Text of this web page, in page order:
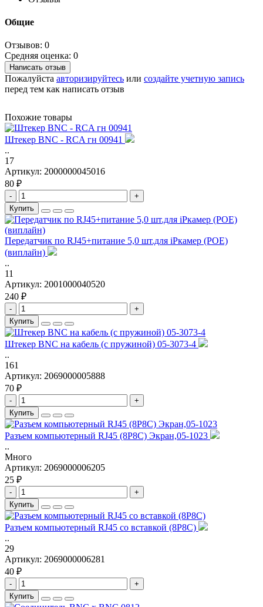
Общие
Отзывов: 0
Средняя оценка: 0
Написать отзыв
Пожалуйста авторизируйтесь или создайте учетную запись
перед тем как написать отзыв
Похожие товары
Штекер BNC - RCA гн 00941
..
17
Артикул: 2000000045016
80 ₽
-
+
Купить
Передатчик по RJ45+питание 5,0 шт.для iPкамер (POE)
(виплайн)
..
11
Артикул: 2001000040520
240 ₽
-
+
Купить
Штекер BNC на кабель (с пружиной) 05-3073-4
..
161
Артикул: 2069000005888
70 ₽
-
+
Купить
Разъем компьютерный RJ45 (8P8C) Экран,05-1023
..
Много
Артикул: 2069000006205
25 ₽
-
+
Купить
Разъем компьютерный RJ45 со вставкой (8P8C)
..
29
Артикул: 2069000006281
40 ₽
-
+
Купить